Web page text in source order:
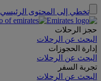
تخطي إلى المحتوى الرئيسي
حجز الرحلات
البحث عن الرحلات
إدارة الحجوزات
البحث عن الرحلات
تجربة السفر
البحث عن الرحلات